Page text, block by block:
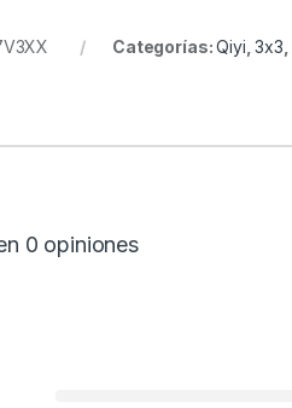
Categorías:Qiyi ,3x3
0 opiniones